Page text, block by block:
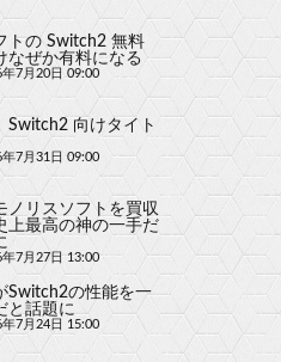
トの Switch2 無料
なぜか有料になる
年7月20日 09:00
Switch2 向けタイト
年7月31日 09:00
ノリスソフトを買収
上最高の神の一手だ
年7月27日 13:00
Switch2の性能を一
と話題に
年7月24日 15:00